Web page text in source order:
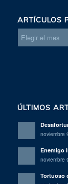
ARTÍCULOS
ÚLTIMOS
noviembre
Enemigo
noviembre
Tortuoso